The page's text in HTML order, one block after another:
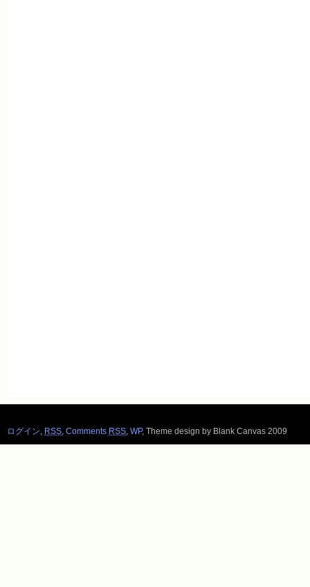
ログイン RSS Comments RSS WP, Theme design by Blank Canvas 2009